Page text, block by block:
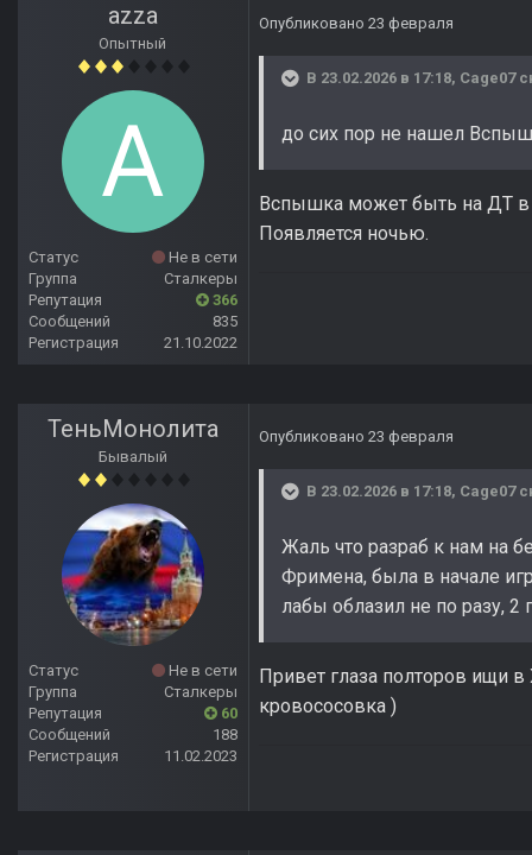
azza
Опытный
Статус
Не в сети
Группа
Сталкеры
Репутация
366
Сообщений
835
Регистрация
21.10.2022
Опубликовано 23 февраля
В 23.02.2026 в 17:18, Cage07
до сих пор не нашел
Вспышка может быть на ДТ в
Появляется ночью.
ТеньМонолита
Бывалый
Статус
Не в сети
Группа
Сталкеры
Репутация
60
Сообщений
188
Регистрация
11.02.2023
Опубликовано 23 февраля
В 23.02.2026 в 17:18, Cage07
Жаль что разраб к нам на
Фримена, была в начале
лабы облазил не по разу, 2
Привет глаза полторов ищи
кровососовка )